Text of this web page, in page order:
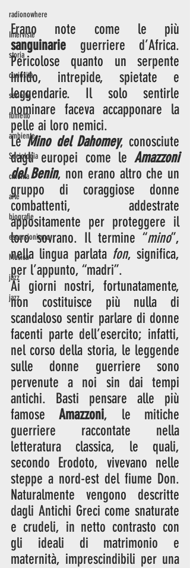
radionowhere
Interviste
storia
curiosità
serie tv
fumetto
ambiente
Sociologia
cinema
arte
biografie
escursionismo
Musica
jazz
jazz
sanguinarie guerriere d’Africa.
Pericolose quanto un serpente
infido, intrepide, spietate e
leggendarie. Il solo sentirle
nominare faceva accapponare la
pelle ai loro nemici.
Le Mino del Dahomey, conosciute
dagli europei come le Amazzoni
del Benin, non erano altro che un
gruppo di coraggiose donne
combattenti, addestrate
appositamente per proteggere il
loro sovrano. Il termine “mino”,
nella lingua parlata fon, significa,
per l’appunto, “madri”.
Ai giorni nostri, fortunatamente,
non costituisce più nulla di
scandaloso sentir parlare di donne
facenti parte dell’esercito; infatti,
nel corso della storia, le leggende
sulle donne guerriere sono
pervenute a noi sin dai tempi
antichi. Basti pensare alle più
famose Amazzoni, le mitiche
guerriere raccontate nella
letteratura classica, le quali,
secondo Erodoto, vivevano nelle
steppe a nord-est del fiume Don.
Naturalmente vengono descritte
dagli Antichi Greci come snaturate
e crudeli, in netto contrasto con
gli ideali di matrimonio e
maternità, imprescindibili per una